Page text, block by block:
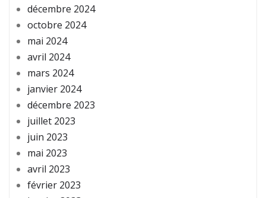
décembre 2024
octobre 2024
mai 2024
avril 2024
mars 2024
janvier 2024
décembre 2023
juillet 2023
juin 2023
mai 2023
avril 2023
février 2023